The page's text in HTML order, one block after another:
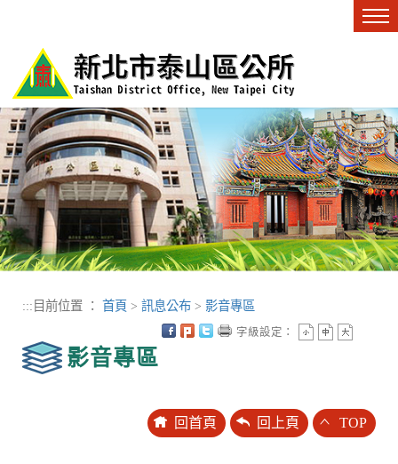
::: 目前位置 ： 首頁 > 訊息公布 > 影音專區
影音專區
字級設定：
回首頁 回上頁 TOP